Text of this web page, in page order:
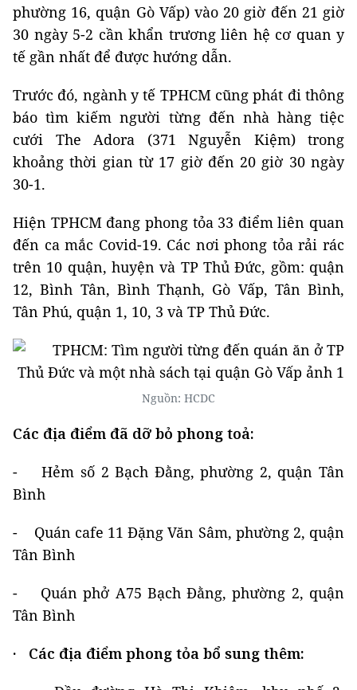
phường 16, quận Gò Vấp) vào 20 giờ đến 21 giờ
30 ngày 5-2 cần khẩn trương liên hệ cơ quan y
tế gần nhất để được hướng dẫn.
Trước đó, ngành y tế TPHCM cũng phát đi thông
báo tìm kiếm người từng đến nhà hàng tiệc
cưới The Adora (371 Nguyễn Kiệm) trong
khoảng thời gian từ 17 giờ đến 20 giờ 30 ngày
30-1.
Hiện TPHCM đang phong tỏa 33 điểm liên quan
đến ca mắc Covid-19. Các nơi phong tỏa rải rác
trên 10 quận, huyện và TP Thủ Đức, gồm: quận
12, Bình Tân, Bình Thạnh, Gò Vấp, Tân Bình,
Tân Phú, quận 1, 10, 3 và TP Thủ Đức.
Nguồn: HCDC
Các địa điểm đã dỡ bỏ phong toả:
- Hẻm số 2 Bạch Đằng, phường 2, quận Tân
Bình
- Quán cafe 11 Đặng Văn Sâm, phường 2, quận
Tân Bình
- Quán phở A75 Bạch Đằng, phường 2, quận
Tân Bình
· Các địa điểm phong tỏa bổ sung thêm: